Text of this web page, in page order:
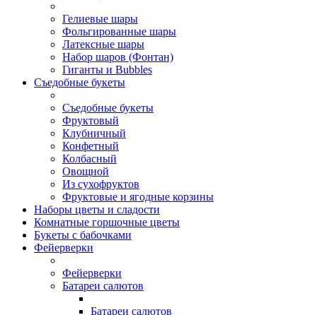
Гелиевые шары
Фольгированные шары
Латексные шары
Набор шаров (Фонтан)
Гиганты и Bubbles
Съедобные букеты
Съедобные букеты
Фруктовый
Клубничный
Конфетный
Колбасный
Овощной
Из сухофруктов
Фруктовые и ягодные корзины
Наборы цветы и сладости
Комнатные горшочные цветы
Букеты с бабочками
Фейерверки
Фейерверки
Батареи салютов
Батареи салютов